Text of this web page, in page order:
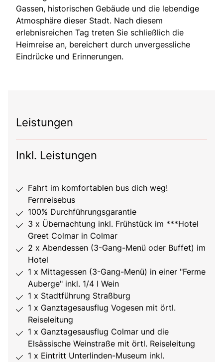
Gassen, historischen Gebäude und die lebendige
Atmosphäre dieser Stadt. Nach diesem
erlebnisreichen Tag treten Sie schließlich die
Heimreise an, bereichert durch unvergessliche
Eindrücke und Erinnerungen.
Leistungen
Inkl. Leistungen
Fahrt im komfortablen bus dich weg!
Fernreisebus
100% Durchführungsgarantie
3 x Übernachtung inkl. Frühstück im ***Hotel
Greet Colmar in Colmar
2 x Abendessen (3-Gang-Menü oder Buffet) im
Hotel
1 x Mittagessen (3-Gang-Menü) in einer "Ferme
Auberge" inkl. 1/4 l Wein
1 x Stadtführung Straßburg
1 x Ganztagesausflug Vogesen mit örtl.
Reiseleitung
1 x Ganztagesausflug Colmar und die
Elsässische Weinstraße mit örtl. Reiseleitung
1 x Eintritt Unterlinden-Museum inkl.